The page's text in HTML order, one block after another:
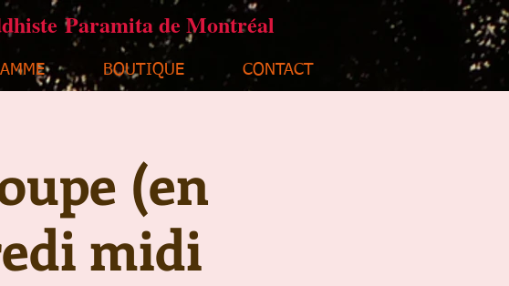
Paramita de Montréal
BOUTIQUE CONTACT
(en
midi